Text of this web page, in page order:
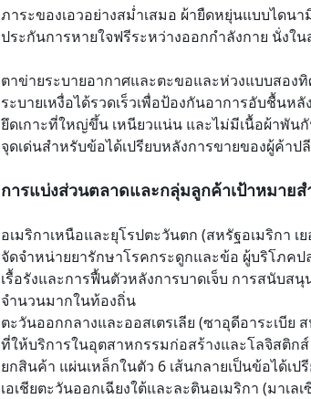
ภาระของเอวอย่างสม่ำเสมอ ผ้ายืดหยุ่นแบบไดน
ประกันการหายใจฟรีระหว่างออกกำลังกาย นั่งใ
ตาข่ายระบายอากาศและตะขอและห่วงแบบสอง
ระบายเหงื่อได้รวดเร็วเพื่อป้องกันอาการอับชื้นห
ยึดเกาะที่ใหญ่ขึ้น เหนียวแน่น และไม่มีเนื้อผ้าพัน
จุดเด่นสำหรับข้อได้เปรียบหลังการขายของผู้ค้าป
การแบ่งส่วนตลาดและกลุ่มลูกค้าเป้าหมาย
อเมริกาเหนือและยุโรปตะวันตก (สหรัฐอเมริกา
จัดจำหน่ายยารักษาโรคกระดูกและข้อ ผู้บริโภค
เรื้อรังและการฟื้นตัวหลังการบาดเจ็บ การสนับ
จำนวนมากในท้องถิ่น
ตะวันออกกลางและออสเตรเลีย (ซาอุดีอาระเบีย
ที่ให้บริการในอุตสาหกรรมก่อสร้างและโลจิสติ
ยกสินค้า แผ่นเหล็กในตัว 6 เส้นกลายเป็นข้อได้
เอเชียตะวันออกเฉียงใต้และละตินอเมริกา (มาเล